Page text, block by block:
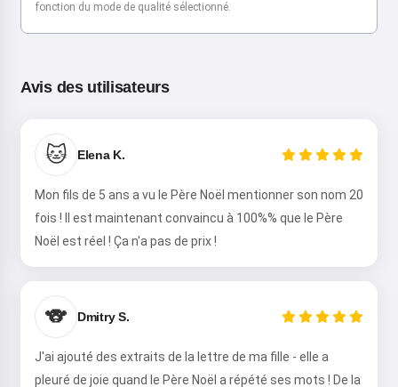
fonction du mode de qualité sélectionné.
Avis des utilisateurs
🐱 Elena K.
Mon fils de 5 ans a vu le Père Noël mentionner son nom 20
fois ! Il est maintenant convaincu à 100%% que le Père
Noël est réel ! Ça n'a pas de prix !
🐨 Dmitry S.
J'ai ajouté des extraits de la lettre de ma fille - elle a
pleuré de joie quand le Père Noël a répété ses mots ! De la